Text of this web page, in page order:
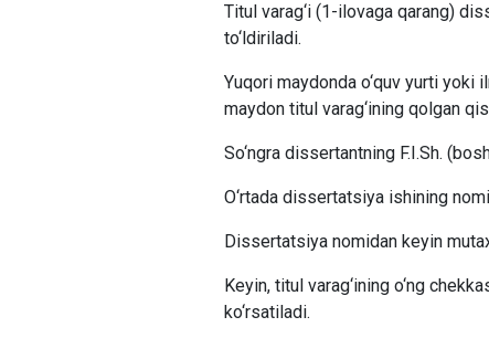
Titul varag‘i (1-ilovaga qarang)
to‘ldiriladi.
Yuqori maydonda o‘quv yurti yoki
maydon titul varag‘ining qolgan
So‘ngra dissertantning F.I.Sh.
O‘rtada dissertatsiya ishining
Dissertatsiya nomidan keyin
Keyin, titul varag‘ining o‘ng
ko‘rsatiladi.